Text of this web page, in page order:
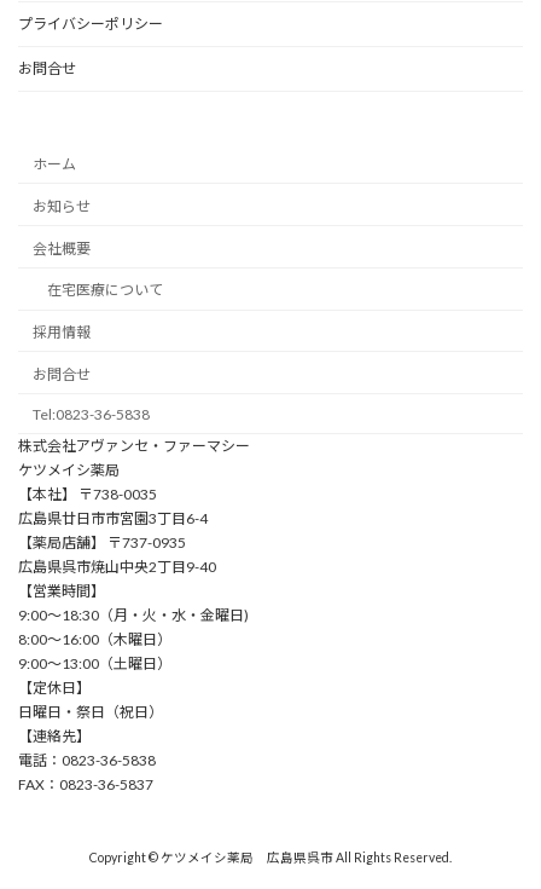
プライバシーポリシー
お問合せ
ホーム
お知らせ
会社概要
在宅医療について
採用情報
お問合せ
Tel:0823-36-5838
株式会社アヴァンセ・ファーマシー
ケツメイシ薬局
【本社】 〒738-0035
広島県廿日市市宮園3丁目6-4
【薬局店舗】 〒737-0935
広島県呉市焼山中央2丁目9-40
【営業時間】
9:00〜18:30（⽉・⽕・⽔・⾦曜⽇)
8:00〜16:00（⽊曜⽇）
9:00〜13:00（⼟曜⽇）
【定休日】
⽇曜⽇・祭⽇（祝⽇）
【連絡先】
電話：0823-36-5838
FAX：0823-36-5837
Copyright © ケツメイシ薬局 広島県呉市 All Rights Reserved.